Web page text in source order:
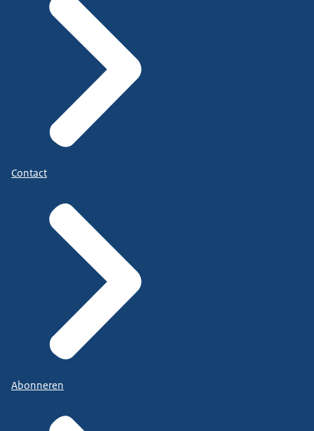
Contact
Abonneren